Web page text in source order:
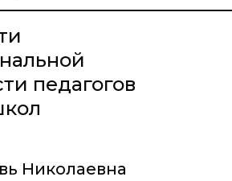
педагогов
Николаевна